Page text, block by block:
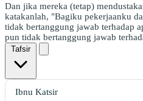
Dan jika mereka (tetap)
katakanlah, "Bagiku pekerjaanku
tidak bertanggung jawab terhadap
pun tidak bertanggung jawab
Tafsir